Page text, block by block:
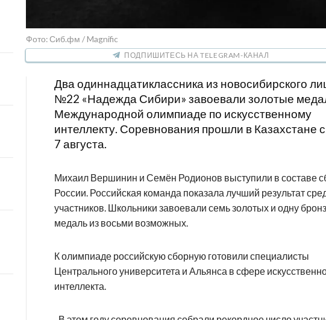
Фото: Сиб.фм / Magnific
ПОДПИШИТЕСЬ НА TELEGRAM-КАНАЛ
Два одиннадцатиклассника из новосибирского
№22 «Надежда Сибири» завоевали золотые
Международной олимпиаде по искусственному
интеллекту. Соревнования прошли в Казахстане
7 августа.
Михаил Вершинин и Семён Родионов выступили в составе
России. Российская команда показала лучший результат
участников. Школьники завоевали семь золотых и одну
медаль из восьми возможных.
К олимпиаде российскую сборную готовили специалисты
Центрального университета и Альянса в сфере
интеллекта.